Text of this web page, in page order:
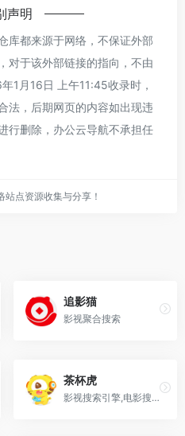
声明
库都来源于网络，不保证外部
对于该外部链接的指向，不由
1月16日 上午11:45收录时，
法，后期网页的内容如出现违
行删除，办公云导航不承担任
点资源收集与分享！
追影猫
影视聚合搜索
茶杯虎
影视搜索引擎,电影搜索引擎